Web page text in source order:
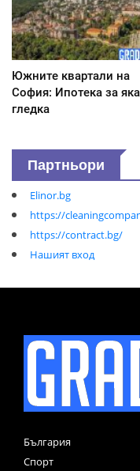
Южните квартали на
София: Ипотека за яка
гледка
Партньори
Elinor.bg
https://
https://contract.bg/
Нашият вход
България
Спорт